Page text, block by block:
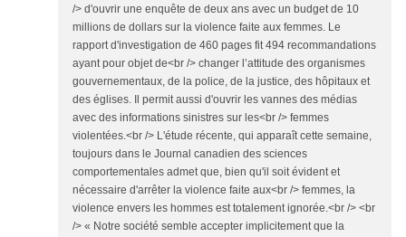
/> d'ouvrir une enquête de deux ans avec un budget de 10
millions de dollars sur la violence faite aux femmes. Le
rapport d'investigation de 460 pages fit 494 recommandations
ayant pour objet de<br /> changer l’attitude des organismes
gouvernementaux, de la police, de la justice, des hôpitaux et
des églises. Il permit aussi d'ouvrir les vannes des médias
avec des informations sinistres sur les<br /> femmes
violentées.<br /> L'étude récente, qui apparaît cette semaine,
toujours dans le Journal canadien des sciences
comportementales admet que, bien qu'il soit évident et
nécessaire d'arrêter la violence faite aux<br /> femmes, la
violence envers les hommes est totalement ignorée.<br /> <br
/> « Notre société semble accepter implicitement que la